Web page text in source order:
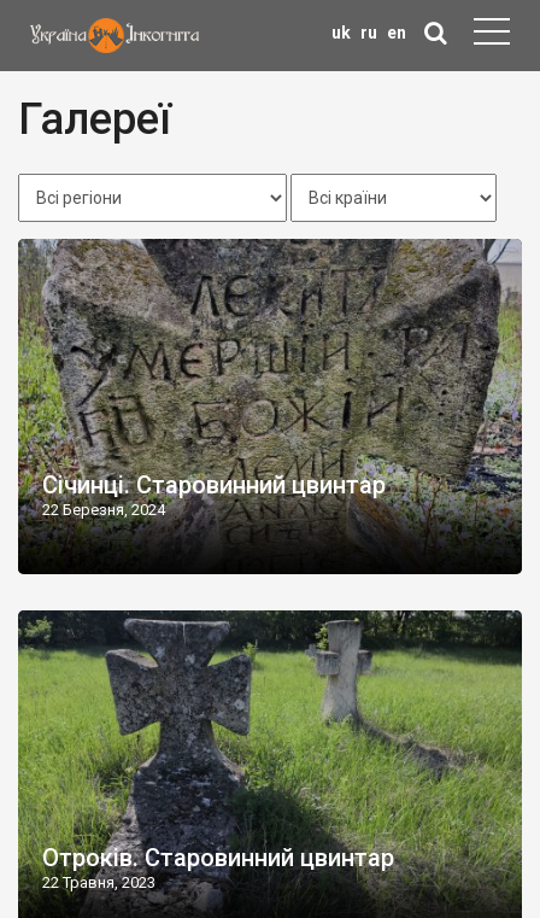
uk ru en
Галереї
Січинці. Старовинний цвинтар
22 Березня, 2024
Отроків. Старовинний цвинтар
22 Травня, 2023